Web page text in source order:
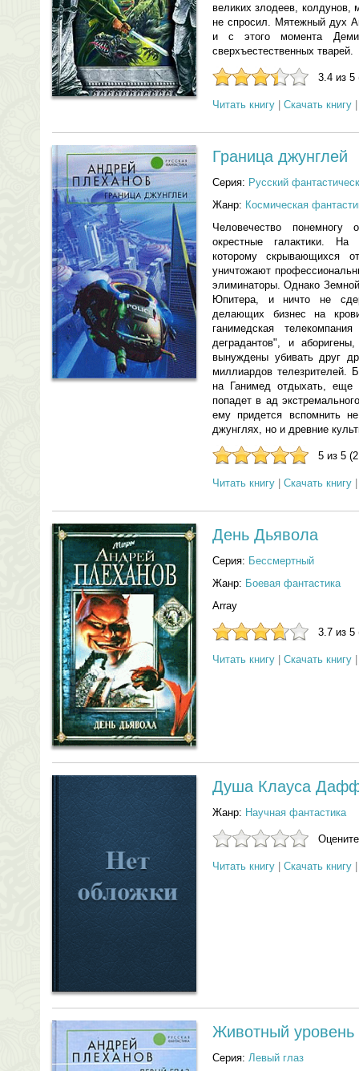
великих злодеев, колдунов,
не спросил. Мятежный дух
и с этого момента
сверхъестественных тварей.
3.4 из 5
Читать книгу Скачать книгу
Граница джунглей
Серия: Русский
Жанр: Космическая
Человечество
окрестные галактики.
которому скрывающихся
уничтожают
элиминаторы. Однако
Юпитера, и ничто не
делающих бизнес на
ганимедская
деградантов", и
вынуждены убивать друг
миллиардов телезрителей.
на Ганимед отдыхать, еще
попадет в ад
ему придется вспомнить
джунглях, но и древние
5 из 5
Читать книгу Скачать книгу
День Дьявола
Серия: Бессмертный
Жанр: Боевая фантастика
Array
3.7 из 5
Читать книгу Скачать книгу
Душа Клауса
Жанр: Научная фантастика
Читать книгу Скачать книгу
Животный уровень
Серия: Левый глаз